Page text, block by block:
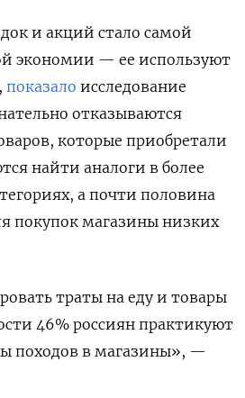
и акций стало самой
экономии — ее используют
показало исследование
отказываются
которые приобретали
найти аналоги в более
а почти половина
покупок магазины низких
траты на еду и товары
46% россиян практикуют
походов в магазины», —